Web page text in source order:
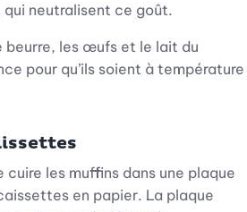
neutralisent ce goût.
beurre, les œufs et le lait du
pour qu’ils soient à température
cuire les muffins dans une plaque
en papier. La plaque